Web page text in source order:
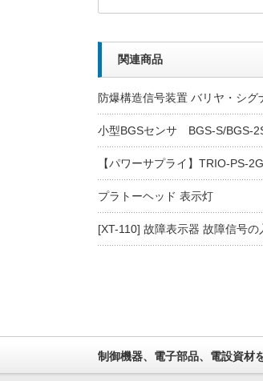
関連商品
防爆構造信号装置 バリヤ・シグ
小型BGSセンサ BGS-S/BGS-
【パワーサプライ】TRIO-PS-
プラトーヘッド 表示灯
[XT-110] 故障表示器 故障信号
制御機器、電子部品、電設資材